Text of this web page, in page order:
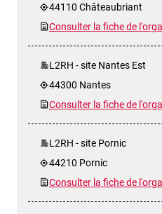
44110 Châteaubriant
Consulter la fiche de
L2RH - site Nantes Est
44300 Nantes
Consulter la fiche de
L2RH - site Pornic
44210 Pornic
Consulter la fiche de